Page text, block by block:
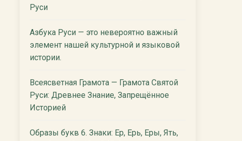
Руси
Азбука Руси — это невероятно важный
элемент нашей культурной и языковой
истории.
Всеясветная Грамота — Грамота Святой
Руси: Древнее Знание, Запрещённое
Историей
Образы букв 6. Знаки: Ер, Ерь, Еры, Ять,